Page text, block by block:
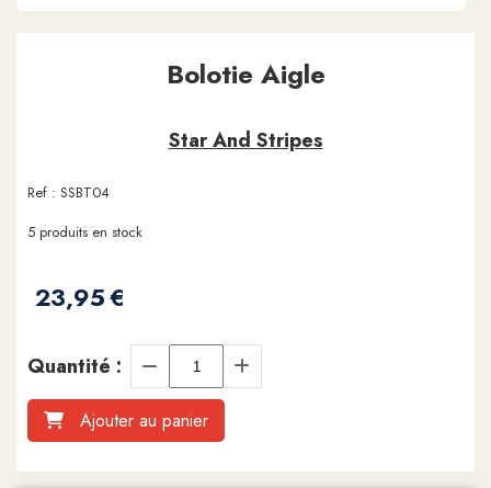
Bolotie Aigle
Star And Stripes
Ref : SSBT04
23,95€
5 produits en stock
Quantité :
Ajouter au panier